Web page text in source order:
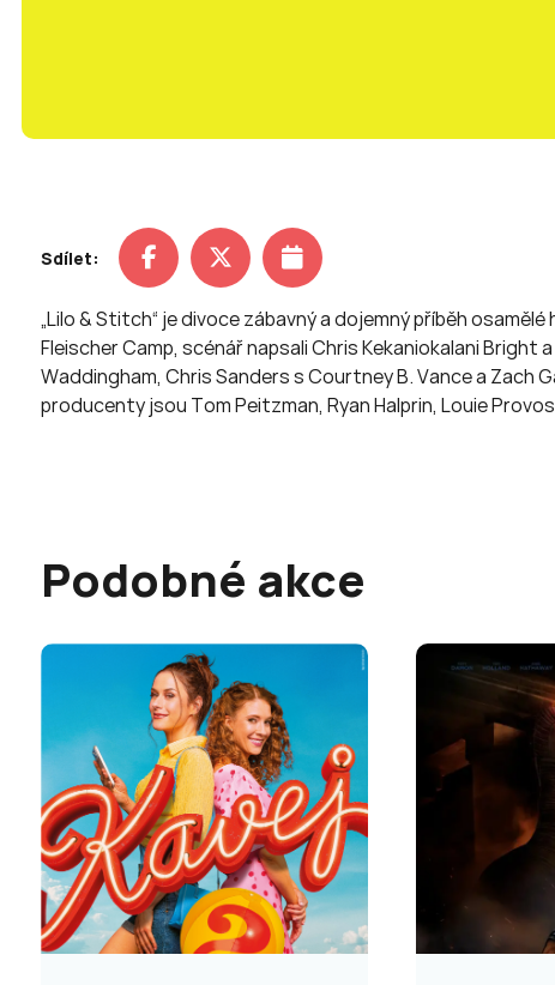
Sdílet:
„Lilo & Stitch“ je divoce zábavný a dojemný příběh
Fleischer Camp, scénář napsali Chris Kekaniokalani Bright
Waddingham, Chris Sanders s Courtney B. Vance a Zach
producenty jsou Tom Peitzman, Ryan Halprin, Louie
Podobné akce